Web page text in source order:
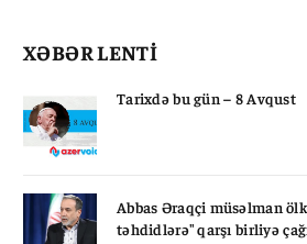
XƏBƏR LENTİ
Tarixdə bu gün – 8 Avqust
Abbas Əraqçi müsəlman
təhdidlərə" qarşı birliyə